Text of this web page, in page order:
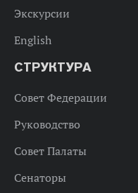
Экскурсии
English
СТРУКТУРА
Совет Федерации
Руководство
Совет Палаты
Сенаторы